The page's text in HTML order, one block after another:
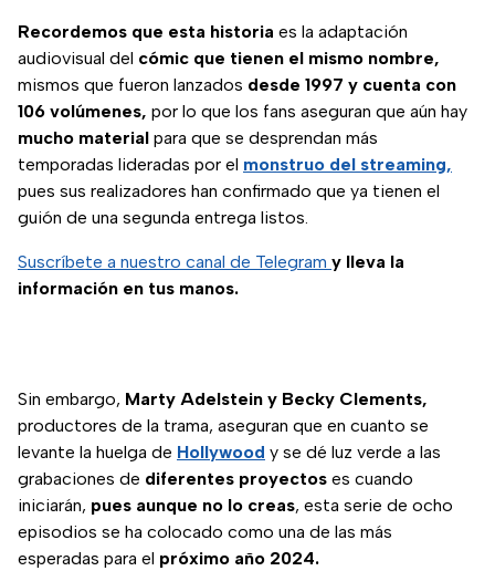
Recordemos que esta historia es la adaptación
audiovisual del cómic que tienen el mismo nombre,
mismos que fueron lanzados desde 1997 y cuenta con
106 volúmenes, por lo que los fans aseguran que aún hay
mucho material para que se desprendan más
temporadas lideradas por el monstruo del streaming,
pues sus realizadores han confirmado que ya tienen el
guión de una segunda entrega listos.
Suscríbete a nuestro canal de Telegram y lleva la
información en tus manos.
Sin embargo, Marty Adelstein y Becky Clements,
productores de la trama, aseguran que en cuanto se
levante la huelga de Hollywood y se dé luz verde a las
grabaciones de diferentes proyectos es cuando
iniciarán, pues aunque no lo creas, esta serie de ocho
episodios se ha colocado como una de las más
esperadas para el próximo año 2024.